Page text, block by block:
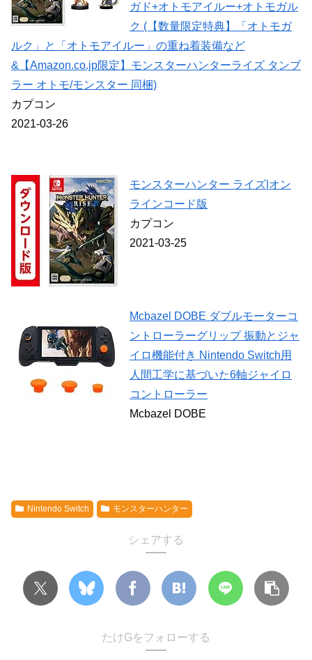
ガド+オトモアイルー+オトモガル
ク (【数量限定特典】「オトモガ
ルク」と「オトモアイルー」の重ね着装備など
&【Amazon.co.jp限定】モンスターハンターライズ タンブ
ラー オトモ/モンスター 同梱)
カプコン
2021-03-26
モンスターハンター ライズ|オン
ラインコード版
カプコン
2021-03-25
Mcbazel DOBE ダブルモーターコ
ントローラーグリップ 振動とジャ
イロ機能付き Nintendo Switch用
人間工学に基づいた6軸ジャイロ
コントローラー
Mcbazel DOBE
Nintendo Switch モンスターハンター
シェアする
たけGをフォローする